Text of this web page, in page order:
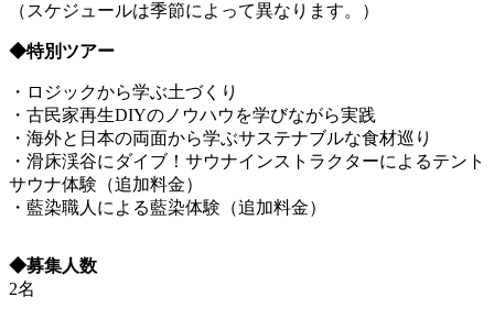
（スケジュールは季節によって異なります。）
◆特別ツアー
・ロジックから学ぶ土づくり
・古民家再生DIYのノウハウを学びながら実践
・海外と日本の両面から学ぶサステナブルな食材巡り
・滑床渓谷にダイブ！サウナインストラクターによるテント
サウナ体験（追加料金）
・藍染職人による藍染体験（追加料金）
◆募集人数
2名